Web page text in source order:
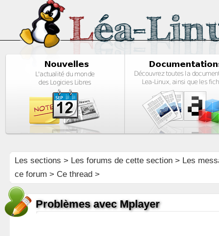
Les sections > Les forums de cette section> Les
ce forum > Ce thread >
Problèmes avec Mplayer